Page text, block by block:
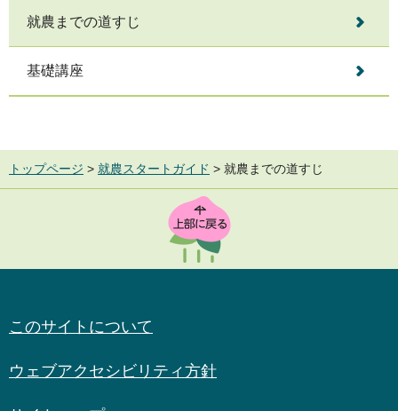
就農までの道すじ
基礎講座
トップページ > 就農スタートガイド > 就農までの道すじ
TOP
このサイトについて
ウェブアクセシビリティ方針